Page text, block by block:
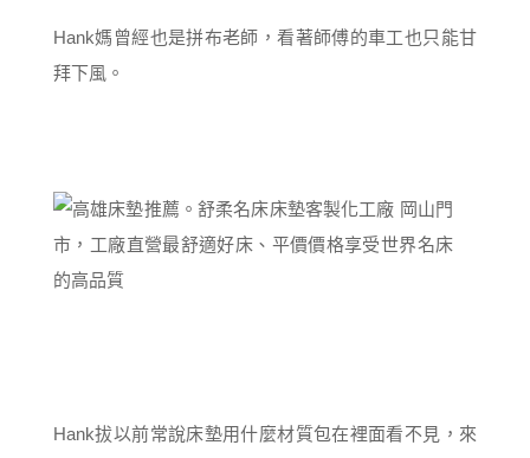
Hank媽曾經也是拼布老師，看著師傅的車工也只能甘
拜下風。
Hank拔以前常說床墊用什麼材質包在裡面看不見，來